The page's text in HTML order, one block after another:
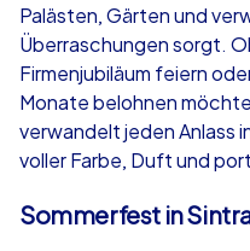
Sintra
Palästen, Gärten und
Überraschungen sorgt.
Firmenjubiläum feiern
Monate belohnen
verwandelt jeden Anlass
voller Farbe, Duft und
Sommerfest in